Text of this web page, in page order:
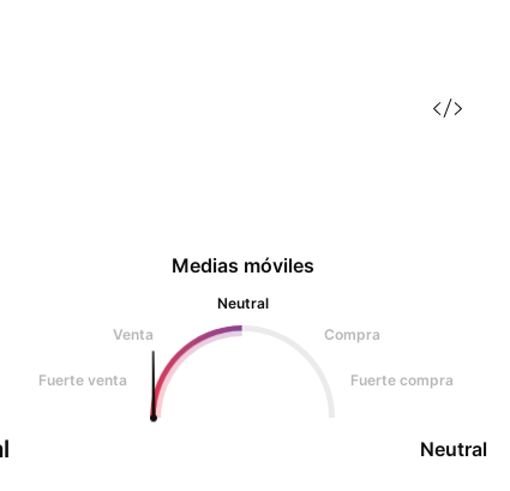
Medias móviles
Neutral
Venta
Compra
Fuerte venta Fuerte compra
Neutral